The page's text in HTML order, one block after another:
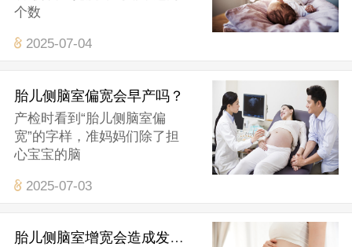
个数
2025-07-04
胎儿侧脑室偏宽会早产吗？
产检时看到“胎儿侧脑室偏
宽”的字样，准妈妈们除了担
心宝宝的脑
2025-07-03
胎儿侧脑室增宽会造成发育迟缓吗？